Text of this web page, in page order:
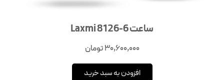
ساعت Laxmi 8126-6
30,600,000تومان
افزودن به سبد خرید